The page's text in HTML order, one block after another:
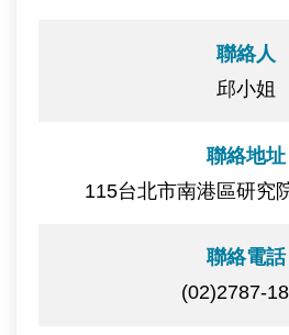
聯絡人
邱小姐
聯絡地址
115台北市南港區研究
聯絡電話
(02)2787-